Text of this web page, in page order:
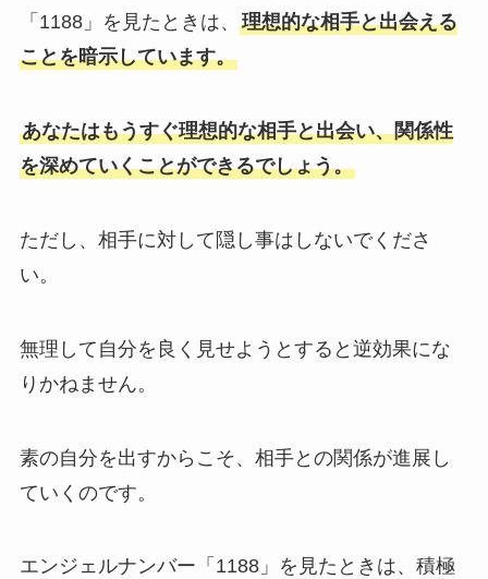
「1188」を見たときは、 理想的な相手と出会える
ことを暗示しています。
あなたはもうすぐ理想的な相手と出会い、関係性
を深めていくことができるでしょう。
ただし、相手に対して隠し事はしないでくださ
い。
無理して自分を良く見せようとすると逆効果にな
りかねません。
素の自分を出すからこそ、相手との関係が進展し
ていくのです。
エンジェルナンバー「1188」を見たときは、積極